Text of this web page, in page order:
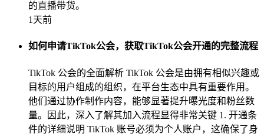
的直播带货。
1天前
如何申请TikTok公会，获取TikTok公会开通的完整流程
TikTok 公会的全面解析 TikTok 公会是由拥有相似兴趣或
目标的用户组成的组织，在平台生态中具有重要作用。
他们通过协作制作内容，能够显著提升曝光度和粉丝数
量。因此，深入了解其加入流程显得非常关键 1. 开通条
件的详细说明 TikTok 账号必须为个人账户，这确保了身